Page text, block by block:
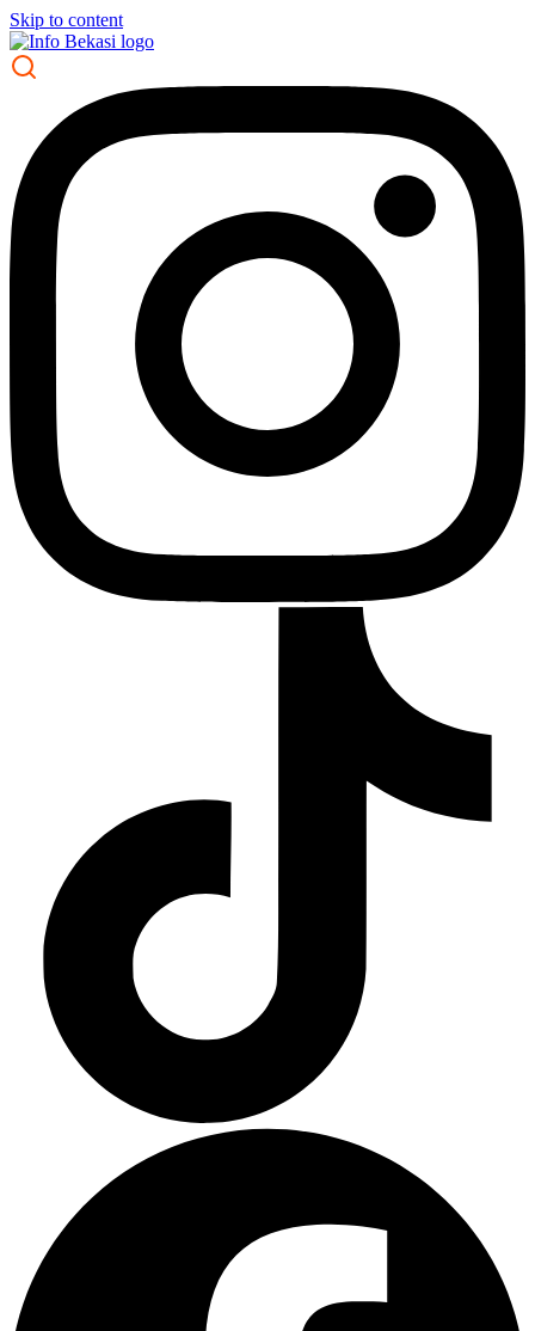
Skip to content